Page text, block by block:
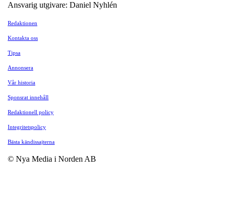
Ansvarig utgivare: Daniel Nyhlén
Redaktionen
Kontakta oss
Tipsa
Annonsera
Vår historia
Sponsrat innehåll
Redaktionell policy
Integritetspolicy
Bästa kändissajterna
© Nya Media i Norden AB